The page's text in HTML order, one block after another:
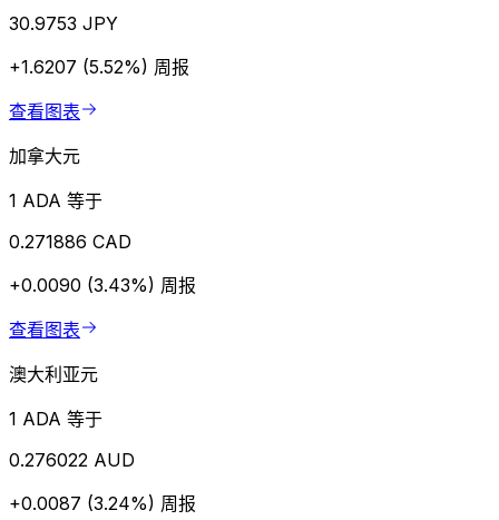
30.9753 JPY
+1.6207 (5.52%) 周报
查看图表
加拿大元
1 ADA 等于
0.271886 CAD
+0.0090 (3.43%) 周报
查看图表
澳大利亚元
1 ADA 等于
0.276022 AUD
+0.0087 (3.24%) 周报